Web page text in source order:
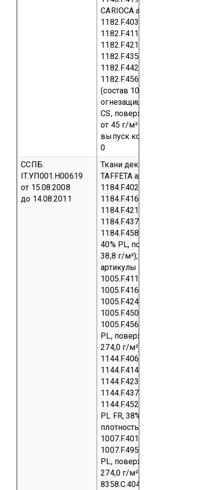
CARIOCA артикулы 1182.F.402,
1182.F.403, 1182.F.406,
1182.F.411, 1182.F.413,
1182.F.421, 1182.F.425,
1182.F.435, 1182.F.437,
1182.F.442, 1182.F.449,
1182.F.456, 1182.F.457, 1182.F.466
(состав 100%
огнезащищенное волокно
CS, поверхностная плотность
от 45 г/м² до 220 г/м²)
выпуск код ТН ВЭД 5804 10
0
ССПБ.
IT.УП001.Н00619
от 15.08.2008
до 14.08.2011
Ткани декоративные
TAFFETA артикулы 1184.F.400,
1184.F.402, 1184.F.410,
1184.F.416, 1184.F.418,
1184.F.421, 1184.F.422,
1184.F.437, 1184.F.438,
1184.F.458 (состав 60% Trevira
40% PL, поверхностная
38,8 г/м²);
артикулы 1005.F.402, 1005.F.406,
1005.F.411, 1005.F.413,
1005.F.416, 1005.F.421,
1005.F.424, 1005.F.431,
1005.F.450, 1005.F.451,
1005.F.456 (состав 61% PL FR,
PL, поверхностная плотность
274,0 г/м²); артикулы 1144.F.402,
1144.F.406, 1144.F.411,
1144.F.414, 1144.F.416,
1144.F.423, 1144.F.424,
1144.F.437, 1144.F.450,
1144.F.452, 1144.F.456 (состав
PL FR, 38% PL, поверхностная
плотность 229,0 г/м²); артикулы
1007.F.401/400, 1007.F.402 a 466,
1007.F.495 (состав 63% PL FR,
PL, поверхностная плотность
274,0 г/м²);
8358.C.404, 8358.C.406,